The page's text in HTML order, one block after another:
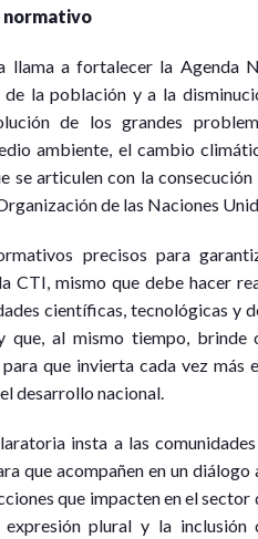
normativo
llama a fortalecer la Agenda
la población y a la
de los grandes
ambiente, el cambio
se articulen con la
de las Naciones
precisos para
CTI, mismo que debe hacer
científicas, tecnológicas y
al mismo tiempo, brinde
que invierta cada vez más
desarrollo nacional.
insta a las
que acompañen en un
que impacten en el sector
plural y la